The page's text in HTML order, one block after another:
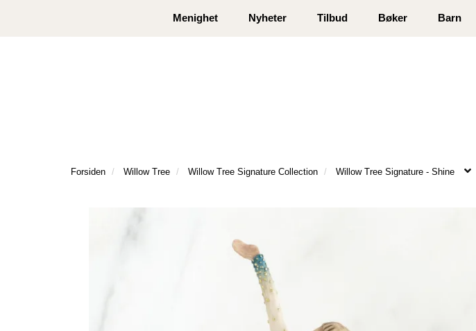
Åpningstider Logg inn eller registrer deg
Menighet Nyheter Tilbud Bøker Barn
Forsiden Willow Tree Willow Tree Signature Collection Willow Tree Signature - Shine